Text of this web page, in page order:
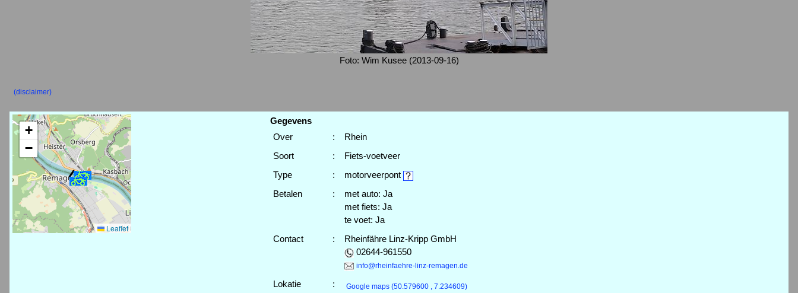
Foto: Wim Kusee (2013-09-16)
(disclaimer)
+
−
Leaflet
Gegevens
Over
:
Rhein
Soort
:
Fiets-voetveer
Type
:
motorveerpont
Betalen
:
met auto: Ja
met fiets: Ja
te voet: Ja
Contact
:
Rheinfähre Linz-Kripp GmbH
02644-961550
info@rheinfaehre-linz-remagen.de
Lokatie : Google maps (50.579600 , 7.234609)